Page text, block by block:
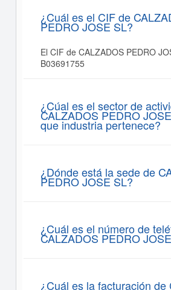
¿Cuál es el CIF de
PEDRO JOSE SL?
El CIF de CALZADOS PEDRO
B03691755
¿Cúal es el sector de
CALZADOS PEDRO
que industria pertenece?
¿Dónde está la sede de
PEDRO JOSE SL?
¿Cuál es el número de
CALZADOS PEDRO
¿Cuál es la facturación de